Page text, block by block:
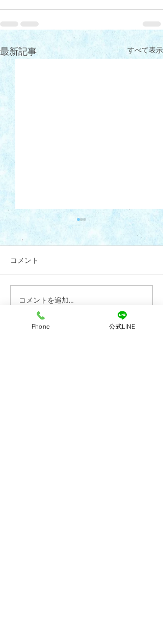
最新記事 すべて表示
7月28日(火)午後診療 代
診のお知らせ
コメント
コメントを追加…
Phone 公式LINE